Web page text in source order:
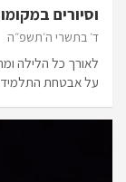
וסיורים
ד׳ בתשרי ה׳תשפ״ה
לאורך כל הלילה
על אבטחת